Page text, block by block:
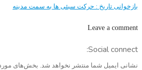
بازخوانی تاریخ : حرکت سبئی ها به سمت مدینه
Leave a comment
Social connect:
نشانی ایمیل شما منتشر نخواهد شد. بخش‌های